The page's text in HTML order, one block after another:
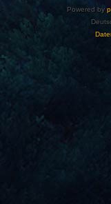
Powered by